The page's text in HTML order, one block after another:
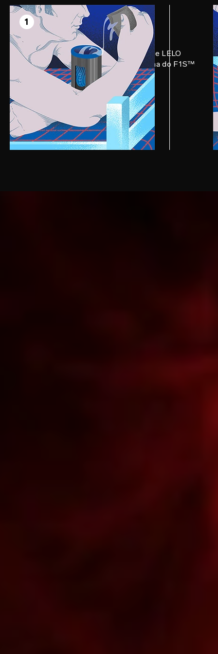
1
PASSO 1
Prepare
Aplique uma quantidade generosa de LELO
Personal Moisturizer na parte interna do F1S™
V2. Quanto mais, melhor.